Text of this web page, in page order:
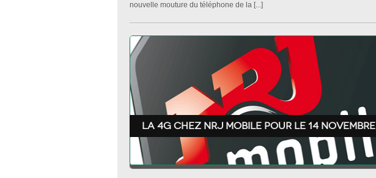
nouvelle mouture du téléphone de la [...]
La 4G chez NRJ mobile pour le 14 novembre